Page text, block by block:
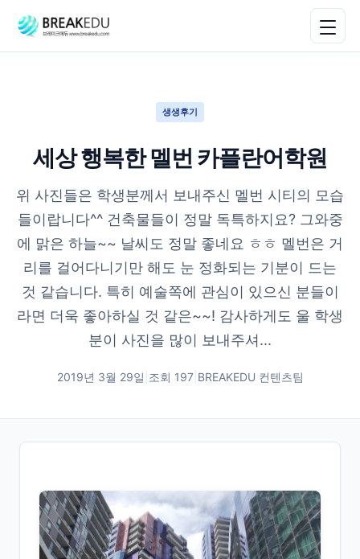
생생후기
세상 행복한 멜번 카플란어학원
위 사진들은 학생분께서 보내주신 멜번 시티의 모습
들이랍니다^^ 건축물들이 정말 독특하지요? 그와중
에 맑은 하늘~~ 날씨도 정말 좋네요 ㅎㅎ 멜번은 거
리를 걸어다니기만 해도 눈 정화되는 기분이 드는
것 같습니다. 특히 예술쪽에 관심이 있으신 분들이
라면 더욱 좋아하실 것 같은~~! 감사하게도 울 학생
분이 사진을 많이 보내주셔...
2019년 3월 29일 조회 197| BREAKEDU 컨텐츠팀